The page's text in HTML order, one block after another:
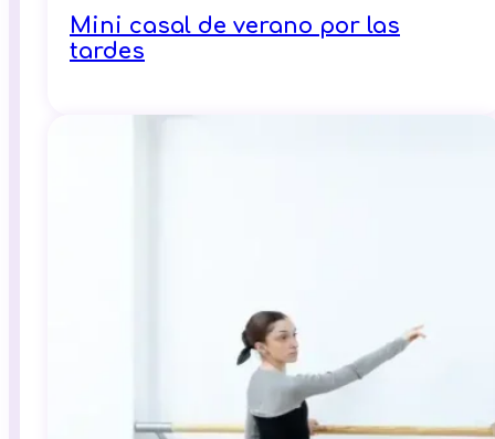
Mini casal de verano por las
tardes